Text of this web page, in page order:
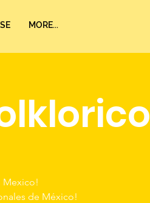
MORE...
Mexico!
de México!